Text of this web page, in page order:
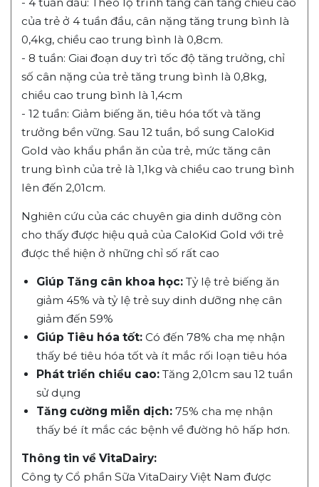
của trẻ ở 4 tuần đầu, cân nặng tăng trung bình là
0,4kg, chiều cao trung bình là 0,8cm.
- 8 tuần: Giai đoạn duy trì tốc độ tăng trưởng, chỉ
số cân nặng của trẻ tăng trung bình là 0,8kg,
chiều cao trung bình là 1,4cm
- 12 tuần: Giảm biếng ăn, tiêu hóa tốt và tăng
trưởng bền vững. Sau 12 tuần, bổ sung CaloKid
Gold vào khẩu phần ăn của trẻ, mức tăng cân
trung bình của trẻ là 1,1kg và chiều cao trung bình
lên đến 2,01cm.
Nghiên cứu của các chuyên gia dinh dưỡng còn
cho thấy được hiệu quả của CaloKid Gold với trẻ
được thể hiện ở những chỉ số rất cao
Giúp Tăng cân khoa học: Tỷ lệ trẻ biếng ăn
giảm 45% và tỷ lệ trẻ suy dinh dưỡng nhẹ cân
giảm đến 59%
Giúp Tiêu hóa tốt: Có đến 78% cha mẹ nhận
thấy bé tiêu hóa tốt và ít mắc rối loạn tiêu hóa
Phát triển chiều cao: Tăng 2,01cm sau 12 tuần
sử dụng
Tăng cường miễn dịch: 75% cha mẹ nhận
thấy bé ít mắc các bệnh về đường hô hấp hơn.
Thông tin về VitaDairy:
Công ty Cổ phần Sữa VitaDairy Việt Nam được